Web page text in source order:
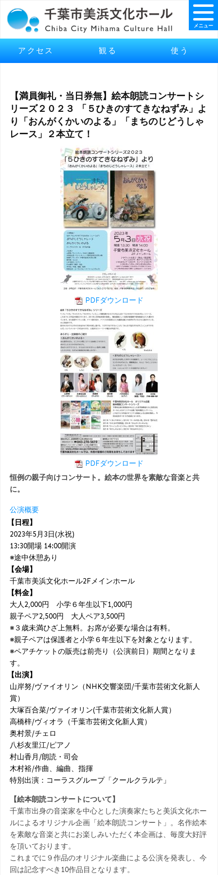
アクセス 観る 使う
メニュー
【満員御礼・当日券無】絵本朗読コンサートシ
リーズ２０２３ 「５ひきのすてきなねずみ」よ
り「おんがくかいのよる」「まちのじどうしゃ
レース」２本立て！
PDFダウンロード
PDFダウンロード
恒例の親子向けコンサート。絵本の世界を素敵な音楽と共
に。
公演概要
【日程】
2023年5月3日(水祝)
13:30開場 14:00開演
※途中休憩あり
【会場】
千葉市美浜文化ホール2Fメインホール
【料金】
大人2,000円 小学６年生以下1,000円
親子ペア2,500円 大人ペア3,500円
※３歳未満ひざ上無料。お席が必要な場合は有料。
※親子ペアは保護者と小学６年生以下を対象となります。
※ペアチケットの販売は前売り（公演前日）期間となりま
す。
【出演】
山岸努/ヴァイオリン（NHK交響楽団/千葉市芸術文化新人
賞）
大塚百合菜/ヴァイオリン(千葉市芸術文化新人賞）
高橋梓/ヴィオラ（千葉市芸術文化新人賞）
奥村景/チェロ
八杉友里江/ピアノ
村山香月/朗読・司会
木村裕/作曲、編曲、指揮
特別出演：コーラスグループ「クールクラルテ」
【絵本朗読コンサートについて】
千葉市出身の音楽家を中心とした演奏家たちと美浜文化ホー
ルによるオリジナル企画「絵本朗読コンサート」。名作絵本
を素敵な音楽と共にお楽しみいただく本企画は、毎度大好評
を頂いております。
これまでに９作品のオリジナル楽曲による公演を発表し、今
回は記念すべき10作品目となります。